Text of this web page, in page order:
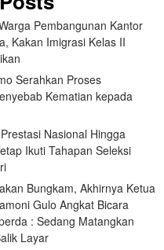
Pembangunan Kantor
Kakan Imigrasi Kelas II
Serahkan Proses
Kematian kepada
Nasional Hingga
Ikuti Tahapan Seleksi
Bungkam, Akhirnya Ketua
Gulo Angkat Bicara
: Sedang Matangkan
Layar